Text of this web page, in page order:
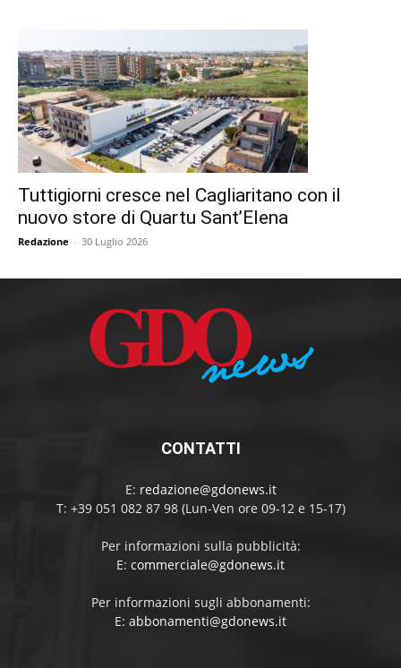
Tuttigiorni cresce nel Cagliaritano con il
nuovo store di Quartu Sant’Elena
Redazione - 30 Luglio 2026
CONTATTI
E: redazione@gdonews.it
T: +39 051 082 87 98 (Lun-Ven ore 09-12 e 15-17)
Per informazioni sulla pubblicità:
E: commerciale@gdonews.it
Per informazioni sugli abbonamenti:
E: abbonamenti@gdonews.it